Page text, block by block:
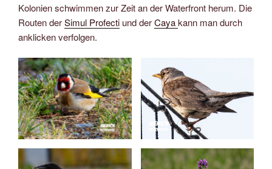
Kolonien schwimmen zur Zeit an der Waterfront herum. Die
Routen derSimul Profecti und derCayakann man durch
anklicken verfolgen.